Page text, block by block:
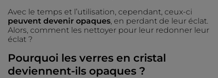
Avec le temps et l’utilisation, cependant, ceux-ci
peuvent devenir opaques , en perdant de leur éclat.
Alors, comment les nettoyer pour leur redonner leur
éclat ?
Pourquoi les verres en cristal
deviennent-ils opaques ?